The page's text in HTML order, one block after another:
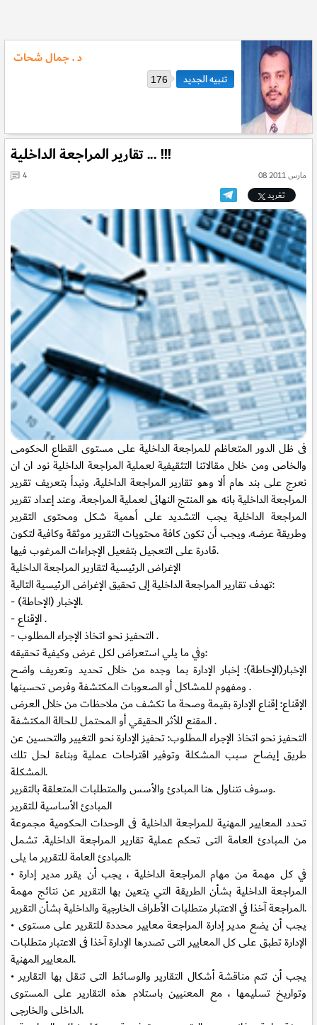
د . جمال شحات
176
تقارير المراجعة الداخلية ... !!!
08 مارس 2011
4
تغريد
فى ظل الدور المتعاظم للمراجعة الداخلية على مستوى القطاع الحكومى
والخاص ومن خلال مقالاتنا التثقيفية لعملية المراجعة الداخلية نود ان ان
نعرج على بند هام ألا وهو تقارير المراجعة الداخلية. ونبدأ بتعريف تقرير
المراجعة الداخلية بانه هو المنتج النهائى لعملية المراجعة. وعند إعداد تقرير
المراجعة الداخلية يجب التشديد على أهمية شكل ومحتوى التقرير
وطريقة عرضه. ويجب أن تكون كافة محتويات التقرير موثقة وكافية لتكون
قادرة على التعجيل بتفعيل الإجراءات المرغوب فيها.
الإغراض الرئيسية لتقارير المراجعة الداخلية
تهدف تقارير المراجعة الداخلية إلى تحقيق الإغراض الرئيسية التالية:
- الإخبار (الإحاطة).
- الإقناع .
- التحفيز نحو اتخاذ الإجراء المطلوب .
وفي ما يلي استعراض لكل غرض وكيفية تحقيقه:
الإخبار(الإحاطة): إخبار الإدارة بما وجده من خلال تحديد وتعريف واضح
ومفهوم للمشاكل أو الصعوبات المكتشفة وفرص تحسينها .
الإقناع:إقناع الإدارة بقيمة وصحة ما تكشف من ملاحظات من خلال العرض
المقنع للأثر الحقيقي أو المحتمل للحالة المكتشفة .
التحفيز نحو اتخاذ الإجراء المطلوب: تحفيز الإدارة نحو التغيير والتحسين عن
طريق إيضاح سبب المشكلة وتوفير اقتراحات عملية وبناءة لحل تلك
المشكلة.
وسوف نتناول هنا المبادئ والأسس والمتطلبات المتعلقة بالتقرير.
المبادئ الأساسية للتقرير
تحدد المعايير المهنية للمراجعة الداخلية فى الوحدات الحكومية مجموعة
من المبادئ العامة التى تحكم عملية تقارير المراجعة الداخلية. تشمل
المبادئ العامة للتقرير ما يلى:
• في كل مهمة من مهام المراجعة الداخلية ، يجب أن يقرر مدير إدارة
المراجعة الداخلية بشأن الطريقة التي يتعين بها التقرير عن نتائج مهمة
المراجعة آخذا في الاعتبار متطلبات الأطراف الخارجية والداخلية بشأن التقرير.
• يجب أن يضع مدير إدارة المراجعة معايير محددة للتقرير على مستوى
الإدارة تطبق على كل المعايير التى تصدرها الإدارة آخذا فى الاعتبار متطلبات
المعايير المهنية.
• يجب أن تتم مناقشة أشكال التقارير والوسائط التى تنقل بها التقارير
وتواريخ تسليمها ، مع المعنيين باستلام هذه التقارير على المستوى
الداخلى والخارجى.